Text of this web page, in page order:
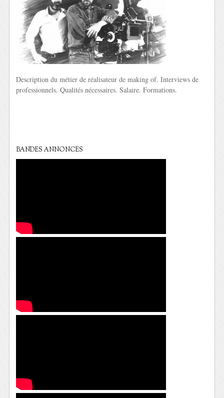
Description du métier de réalisateur de making of. Interviews de
professionnels. Qualités nécessaires. Salaire. Formations.
BANDES ANNONCES